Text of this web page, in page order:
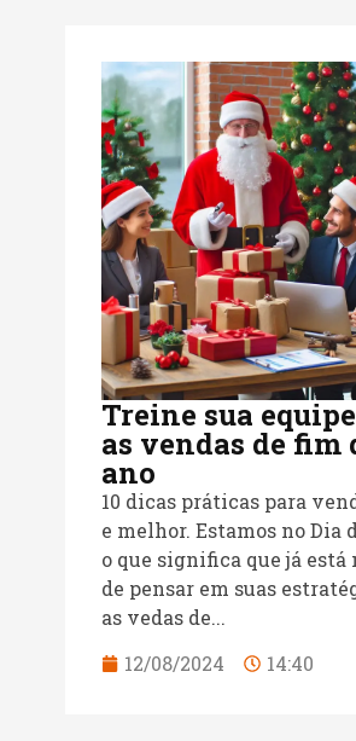
Treine sua
as vendas de fim
ano
10 dicas práticas para
e melhor. Estamos no Dia
o que significa que já está
de pensar em suas
as vedas de...
12/08/2024
14:40